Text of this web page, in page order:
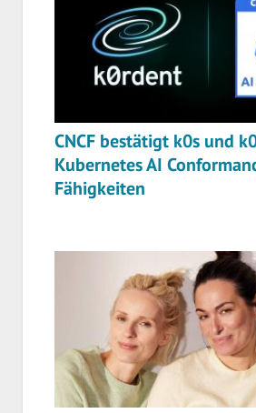
CNCF bestätigt k0s und
Kubernetes AI
Fähigkeiten